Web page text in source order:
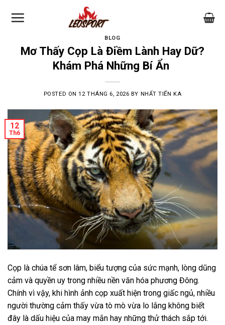
BLOG
Mơ Thấy Cọp Là Điềm Lành Hay Dữ?
Khám Phá Những Bí Ẩn
POSTED ON12 THÁNG 6, 2026 BY NHẤT TIẾN KA
12
Th6
Cọp là chúa tể sơn lâm, biểu tượng của sức mạnh, lòng dũng
cảm và quyền uy trong nhiều nền văn hóa phương Đông.
Chính vì vậy, khi hình ảnh cọp xuất hiện trong giấc ngủ, nhiều
người thường cảm thấy vừa tò mò vừa lo lắng không biết
đây là dấu hiệu của may mắn hay những thử thách sắp tới.